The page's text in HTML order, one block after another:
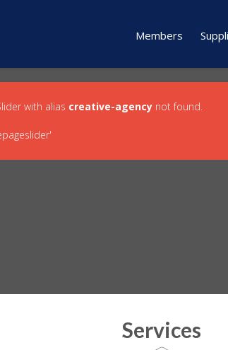
Members
with alias creative-agency not found.
Services